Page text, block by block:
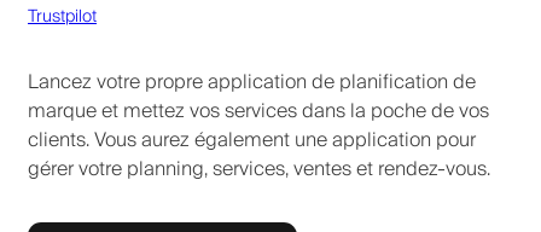
Trustpilot
Lancez votre propre application de planification de
marque et mettez vos services dans la poche de vos
clients. Vous aurez également une application pour
gérer votre planning, services, ventes et rendez-vous.